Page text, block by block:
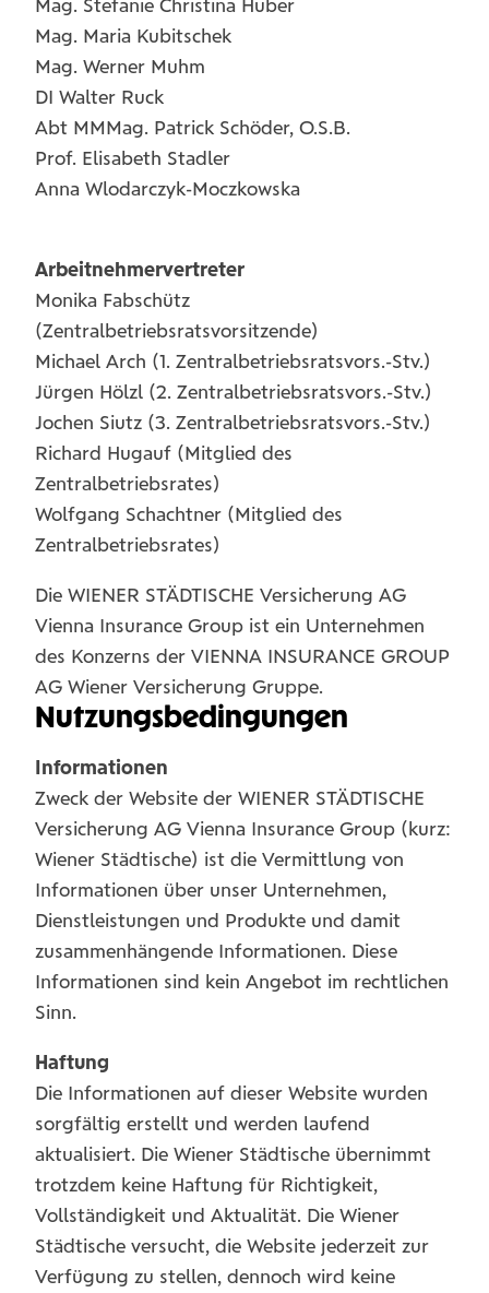
Mag. Stefanie Christina Huber
Mag. Maria Kubitschek
Mag. Werner Muhm
DI Walter Ruck
Abt MMMag. Patrick Schöder, O.S.B.
Prof. Elisabeth Stadler
Anna Wlodarczyk-Moczkowska
Arbeitnehmervertreter
Monika Fabschütz
(Zentralbetriebsratsvorsitzende)
Michael Arch (1. Zentralbetriebsratsvors.-Stv.)
Jürgen Hölzl (2. Zentralbetriebsratsvors.-Stv.)
Jochen Siutz (3. Zentralbetriebsratsvors.-Stv.​)​
Richard Hugauf (Mitglied des
Zentralbetriebsrates)
Wolfgang Schachtner (Mitglied des
Zentralbetriebsrates)
Die WIENER STÄDTISCHE Versicherung AG
Vienna Insurance Group ist ein Unternehmen
des Konzerns der VIENNA INSURANCE GROUP
AG Wiener Versicherung Gruppe.
Nutzungsbedingungen
Informationen
Zweck der Website der WIENER STÄDTISCHE
Versicherung AG Vienna Insurance Group (kurz:
Wiener Städtische) ist die Vermittlung von
Informationen über unser Unternehmen,
Dienstleistungen und Produkte und damit
zusammenhängende Informationen. Diese
Informationen sind kein Angebot im rechtlichen
Sinn.
Haftung
Die Informationen auf dieser Website wurden
sorgfältig erstellt und werden laufend
aktualisiert. Die Wiener Städtische übernimmt
trotzdem keine Haftung für Richtigkeit,
Vollständigkeit und Aktualität. Die Wiener
Städtische versucht, die Website jederzeit zur
Verfügung zu stellen, dennoch wird keine